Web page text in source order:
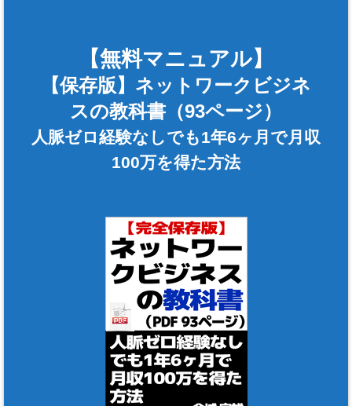
【無料マニュアル】
【保存版】ネットワークビジネ
スの教科書（93ページ）
人脈ゼロ経験なしでも1年6ヶ月で月収
100万を得た方法